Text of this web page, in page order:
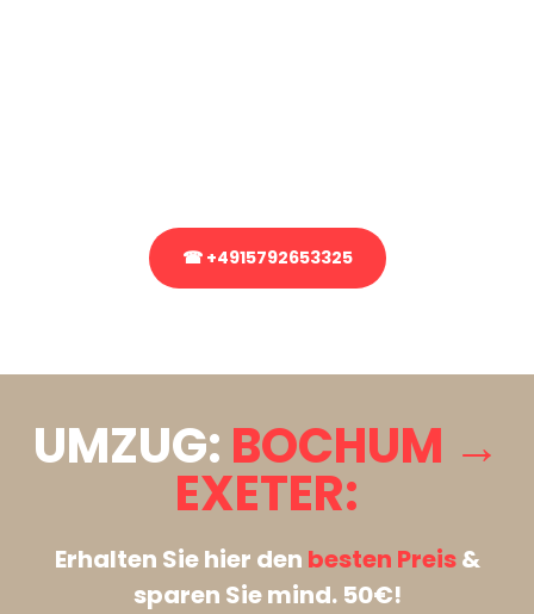
☎ +4915792653325
UMZUG: BOCHUM →
EXETER:
Erhalten Sie hier den besten Preis&
sparen Sie mind. 50€!